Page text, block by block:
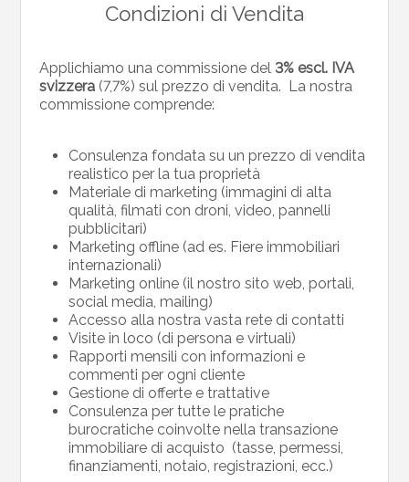
Condizioni di Vendita
Applichiamo una commissione del 3% escl. IVA
svizzera (7,7%) sul prezzo di vendita. La nostra
commissione comprende:
Consulenza fondata su un prezzo di vendita
realistico per la tua proprietà
Materiale di marketing (immagini di alta
qualità, filmati con droni, video, pannelli
pubblicitari)
Marketing offline (ad es. Fiere immobiliari
internazionali)
Marketing online (il nostro sito web, portali,
social media, mailing)
Accesso alla nostra vasta rete di contatti
Visite in loco (di persona e virtuali)
Rapporti mensili con informazioni e
commenti per ogni cliente
Gestione di offerte e trattative
Consulenza per tutte le pratiche
burocratiche coinvolte nella transazione
immobiliare di acquisto (tasse, permessi,
finanziamenti, notaio, registrazioni, ecc.)